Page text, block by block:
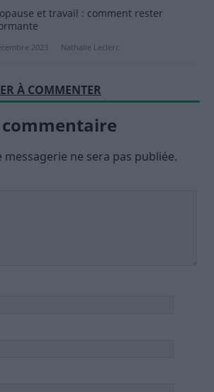
et travail : comment rester
2023 Nathalie Leclerc
À COMMENTER
ne sera pas publiée.